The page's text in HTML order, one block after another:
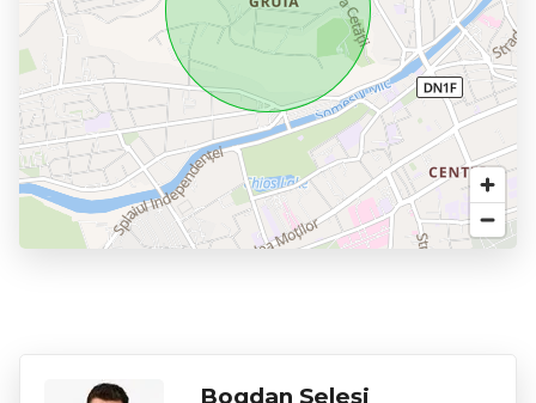
Bogdan Seleși